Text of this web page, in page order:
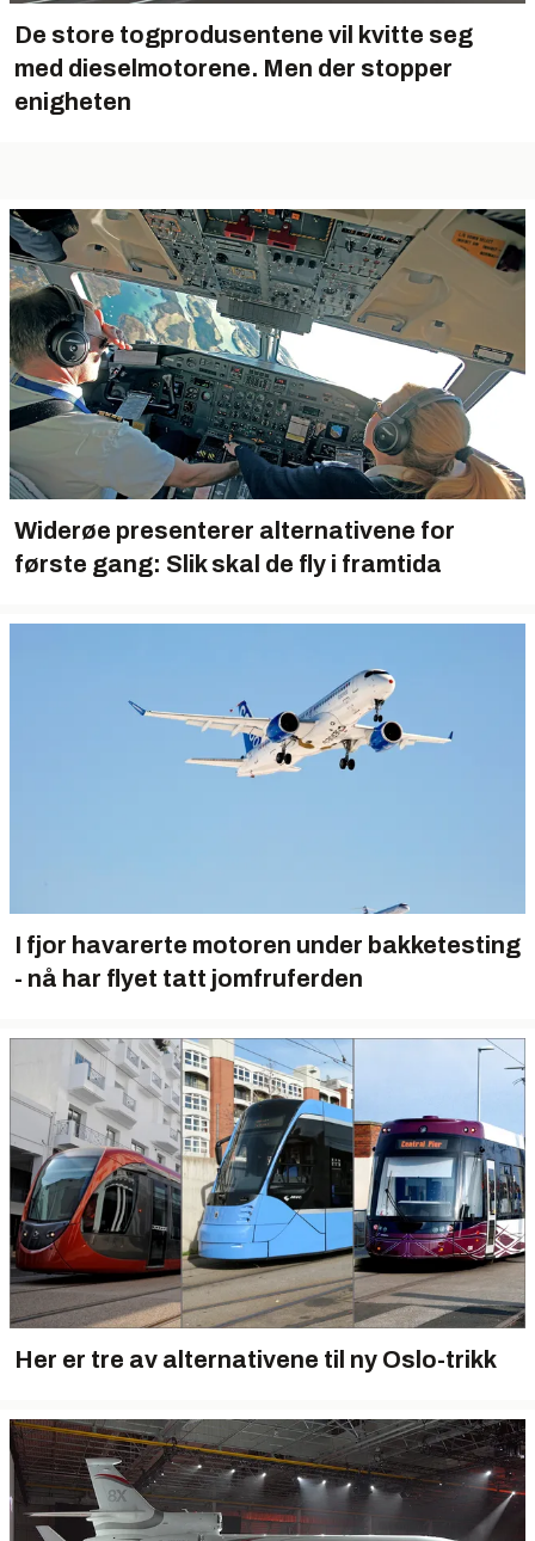
De store togprodusentene vil kvitte seg
med dieselmotorene. Men der stopper
enigheten
Widerøe presenterer alternativene for
første gang: Slik skal de fly i framtida
I fjor havarerte motoren under bakketesting
- nå har flyet tatt jomfruferden
Her er tre av alternativene til ny Oslo-trikk